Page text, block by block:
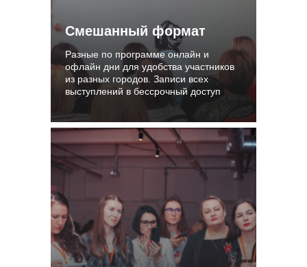
Смешанный формат
Разные по программе онлайн и
офлайн дни для удобства участников
из разных городов. Записи всех
выступлений в бессрочный доступ